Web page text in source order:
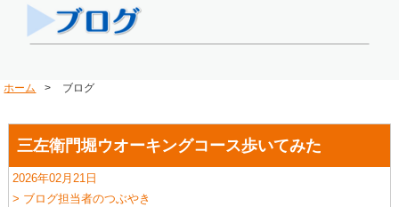
ホーム > ブログ
三左衛門堀ウオーキングコース歩いてみた
2026年02月21日
> ブログ担当者のつぶやき